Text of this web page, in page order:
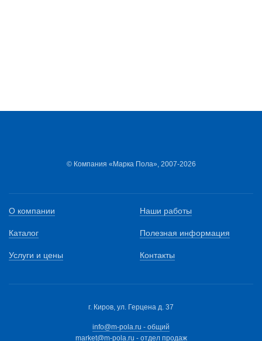
© Компания «Марка Пола», 2007-2026
О компании
Каталог
Услуги и цены
Наши работы
Полезная информация
Контакты
г. Киров, ул. Герцена д. 37
info@m-pola.ru - общий
market@m-pola.ru - отдел продаж